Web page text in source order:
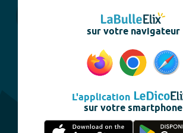
sur votre navigateur
L'application
sur votre smartphone